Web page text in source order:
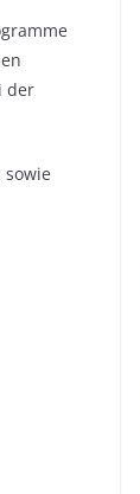
der